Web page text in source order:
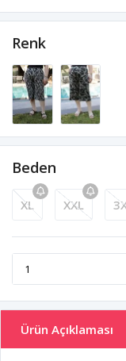
Renk
Beden
XL XXL
Ürün Açıklaması